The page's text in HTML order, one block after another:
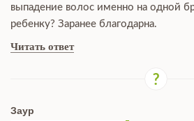
выпадение волос именно на одной
ребенку? Заранее благодарна.
Читать ответ
Заур